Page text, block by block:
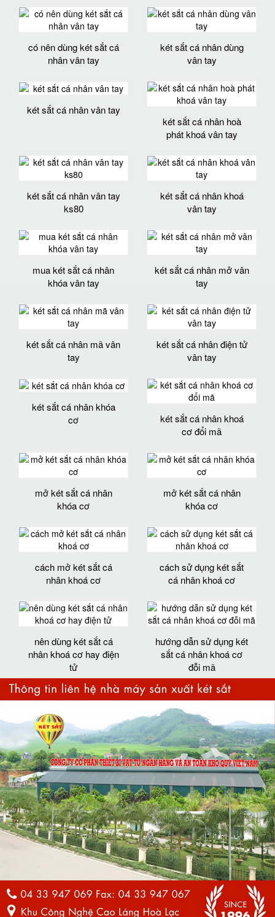
có nên dùng két sắt cá
nhân vân tay
két sắt cá nhân dùng
vân tay
két sắt cá nhân vân tay
két sắt cá nhân hoà
phát khoá vân tay
két sắt cá nhân vân tay
ks80
két sắt cá nhân khoá
vân tay
mua két sắt cá nhân
khóa vân tay
két sắt cá nhân mở vân
tay
két sắt cá nhân mã vân
tay
két sắt cá nhân điện tử
vân tay
két sắt cá nhân khóa
cơ
két sắt cá nhân khoá
cơ đổi mã
mở két sắt cá nhân
khóa cơ
mở két sắt cá nhân
khóa cơ
cách mở két sắt cá
nhân khoá cơ
cách sử dụng két sắt
cá nhân khoá cơ
nên dùng két sắt cá
nhân khoá cơ hay điện
tử
hướng dẫn sử dụng két
sắt cá nhân khoá cơ
đỗi mã